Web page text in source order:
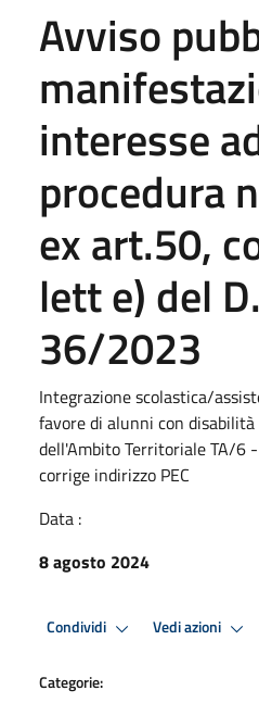
Avviso
interesse
procedura
ex art.50,
lett e) del
36/2023
Integrazione scolastica/
favore di alunni con
dell'Ambito Territoriale TA/6
corrige indirizzo PEC
Data :
8 agosto 2024
Condividi Vedi azioni
Categorie: